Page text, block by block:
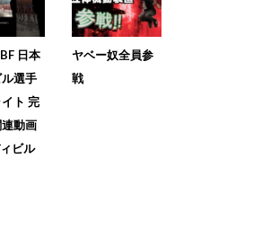
日本
選手
ト 完
動画
ビル
ヤベー奴全員参
戦